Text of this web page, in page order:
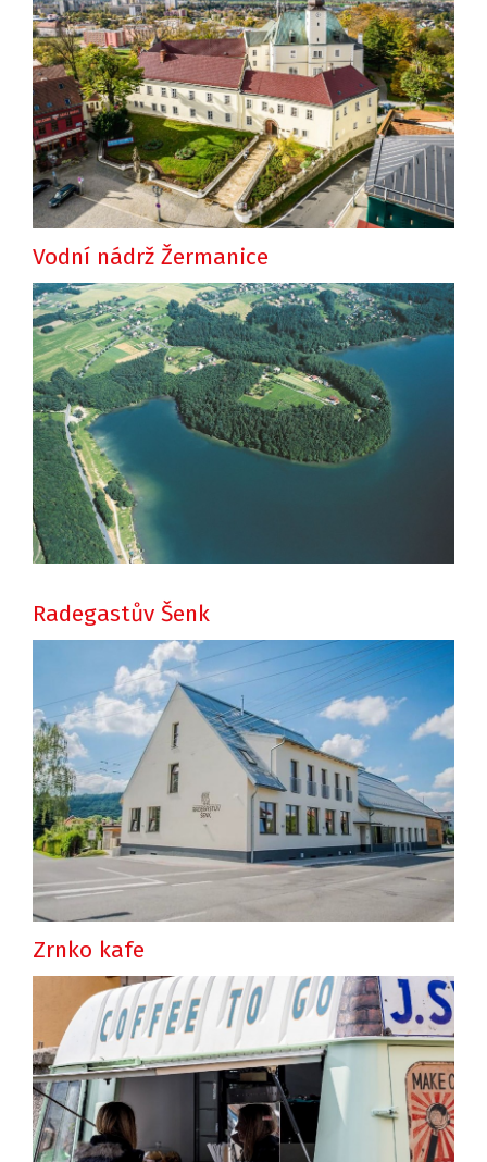
Vodní nádrž Žermanice
Radegastův Šenk
Zrnko kafe